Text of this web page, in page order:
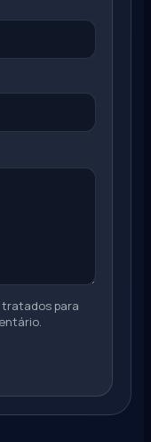
tratados para